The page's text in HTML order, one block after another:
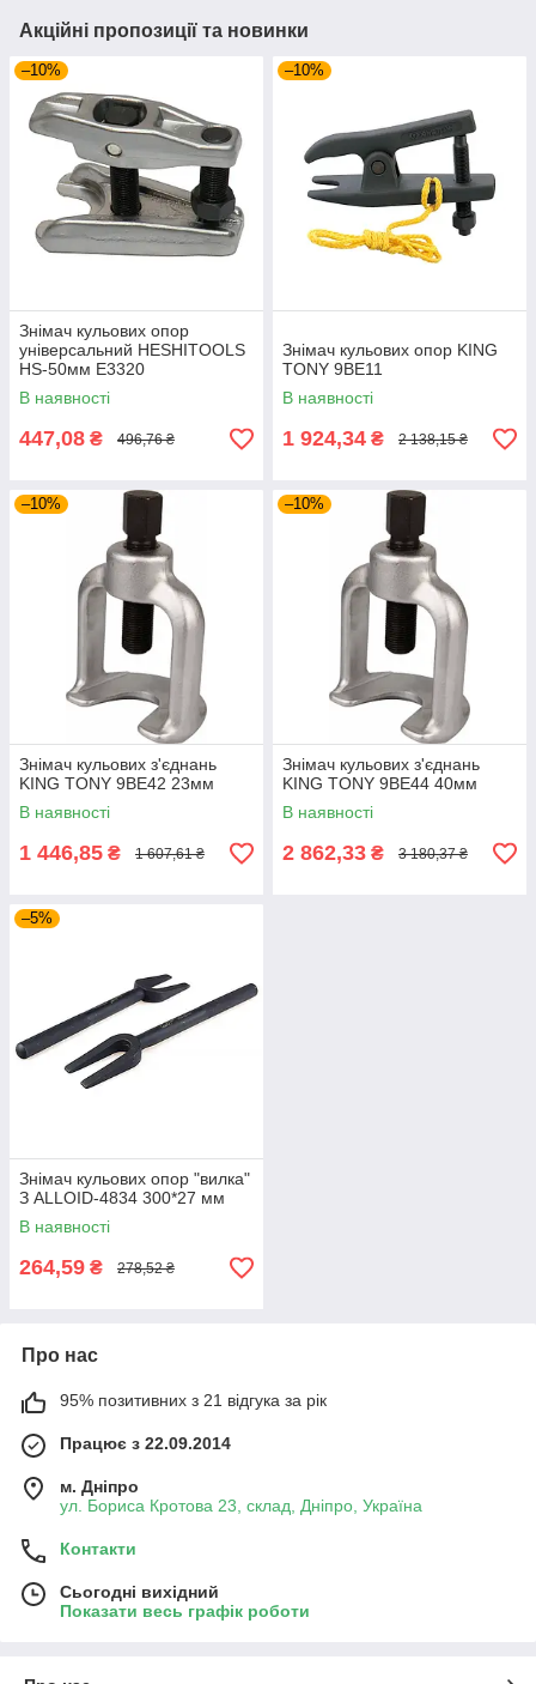
Акційні пропозиції та новинки
–10%
Знімач кульових опор
універсальний HESHITOOLS
HS-50мм E3320
В наявності
447,08 ₴ 496,76 ₴
–10%
Знімач кульових опор KING
TONY 9BE11
В наявності
1 924,34 ₴ 2 138,15 ₴
–10%
Знімач кульових з'єднань
KING TONY 9BE42 23мм
В наявності
1 446,85 ₴ 1 607,61 ₴
–10%
Знімач кульових з'єднань
KING TONY 9BE44 40мм
В наявності
2 862,33 ₴ 3 180,37 ₴
–5%
Знімач кульових опор "вилка"
З ALLOID-4834 300*27 мм
В наявності
264,59 ₴ 278,52 ₴
Про нас
95% позитивних з 21 відгука за рік
Працює з 22.09.2014
м. Дніпро
ул. Бориса Кротова 23, склад, Дніпро, Україна
Контакти
Сьогодні вихідний
Показати весь графік роботи